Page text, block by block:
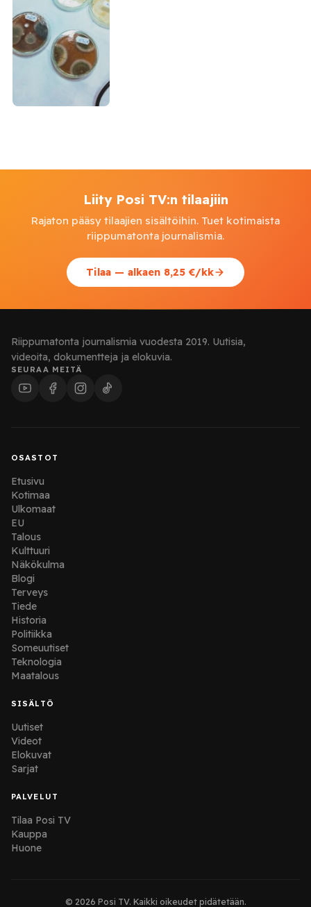
Liity Posi TV:n tilaajiin
Rajaton pääsy tilaajien sisältöihin. Tuet kotimaista
riippumatonta journalismia.
Tilaa — alkaen 8,25 €/kk
Riippumatonta journalismia vuodesta 2019. Uutisia,
videoita, dokumentteja ja elokuvia.
SEURAA MEITÄ
OSASTOT
Etusivu
Kotimaa
Ulkomaat
EU
Talous
Kulttuuri
Näkökulma
Blogi
Terveys
Tiede
Historia
Politiikka
Someuutiset
Teknologia
Maatalous
SISÄLTÖ
Uutiset
Videot
Elokuvat
Sarjat
PALVELUT
Tilaa Posi TV
Kauppa
Huone
© 2026 Posi TV. Kaikki oikeudet pidätetään.